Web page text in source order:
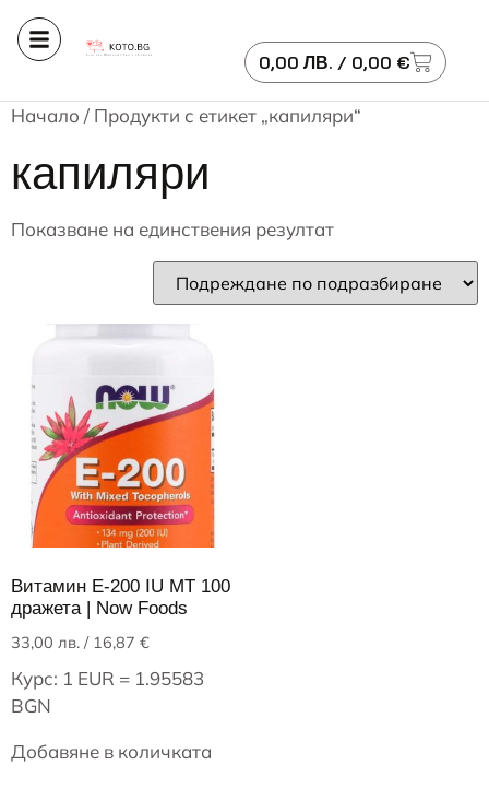
0,00 ЛВ. / 0,00 €
Начало / Продукти с етикет „капиляри“
капиляри
Показване на единствения резултат
Витамин E-200 IU MT 100
дражета | Now Foods
33,00 лв. / 16,87 €
Курс: 1 EUR = 1.95583
BGN
Добавяне в количката